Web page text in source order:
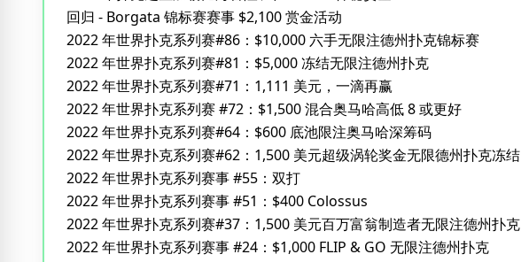
回归 - Borgata 锦标赛赛事 $2,100 赏金活动
2022 年世界扑克系列赛#86：$10,000 六手无限注德州扑克锦标赛
2022 年世界扑克系列赛#81：$5,000 冻结无限注德州扑克
2022 年世界扑克系列赛#71：1,111 美元，一滴再赢
2022 年世界扑克系列赛 #72：$1,500 混合奥马哈高低 8 或更好
2022 年世界扑克系列赛#64：$600 底池限注奥马哈深筹码
2022 年世界扑克系列赛#62：1,500 美元超级涡轮奖金无限德州扑克冻结
2022 年世界扑克系列赛事 #55：双打
2022 年世界扑克系列赛事 #51：$400 Colossus
2022 年世界扑克系列赛#37：1,500 美元百万富翁制造者无限注德州扑克
2022 年世界扑克系列赛事 #24：$1,000 FLIP & GO 无限注德州扑克